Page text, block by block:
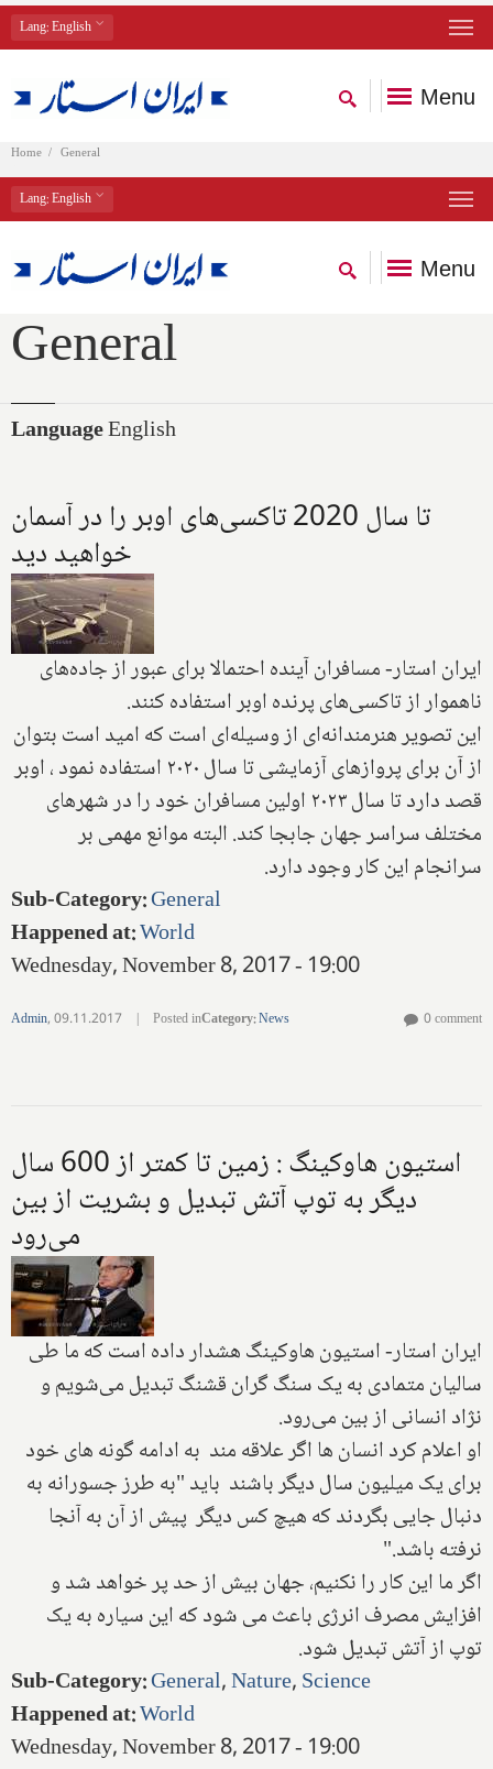
Lang: English
Menu
Home General
Lang: English
Menu
General
LanguageEnglish
تا سال 2020 تاکسی‌های اوبر را در آسمان
خواهید دید
ایران استار- ‌مسافران آینده احتمالا برای عبور از جاده‌های
ناهموار از تاکسی‌های پرنده اوبر استفاده کنند.
این تصویر هنرمندانه‌ای‌ از وسیله‌ای است که امید است بتوان
از آن برای پروازهای آزمایشی تا سال ۲۰۲۰ استفاده نمود ، اوبر
قصد دارد تا سال ۲۰۲۳ اولین مسافران خود را در شهرهای
مختلف سراسر جهان جابجا کند. البته موانع مهمی بر
سر‌انجام این کار وجود دارد.
Sub-Category:General
Happened at:World
Wednesday, November 8, 2017 - 19:00
Admin,09.11.2017 | Posted inCategory:News 0 comment
استیون هاوکینگ : زمین تا کمتر از‌ 600 سال
دیگر به توپ آتش تبدیل و بشریت از بین
می‌رود
ایران استار- استیون هاوکینگ هشدار داده است که ما طی
سالیان متمادی به یک سنگ گران قشنگ تبدیل می‌شویم و
نژاد انسانی از بین می‌رود.
او اعلام کرد انسان ها اگر علاقه مند به ادامه گونه های خود
برای یک میلیون سال دیگر باشند باید "به طرز جسورانه به
دنبال جایی بگردند که هیچ کس دیگر پیش از آن به آنجا
نرفته باشد."
اگر ما این کار را نکنیم، جهان بیش از حد پر خواهد شد و
افزایش مصرف انرژی باعث می شود که این سیاره به یک
توپ از آتش تبدیل شود.
Sub-Category:General,Nature,Science
Happened at:World
Wednesday, November 8, 2017 - 19:00